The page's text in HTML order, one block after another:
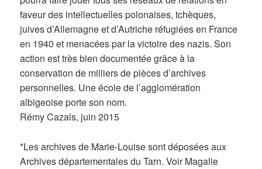
faveur des intellectuelles polonaises, tchèques,
juives d’Allemagne et d’Autriche réfugiées en France
en 1940 et menacées par la victoire des nazis. Son
action est très bien documentée grâce à la
conservation de milliers de pièces d’archives
personnelles. Une école de l’agglomération
albigeoise porte son nom.
Rémy Cazals, juin 2015
*Les archives de Marie-Louise sont déposées aux
Archives départementales du Tarn. Voir Magalie